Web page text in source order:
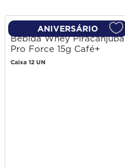
ANIVERSÁRIO
Bebida Whey Piracanjuba
Pro Force 15g Café+
250ml
Caixa 12 UN